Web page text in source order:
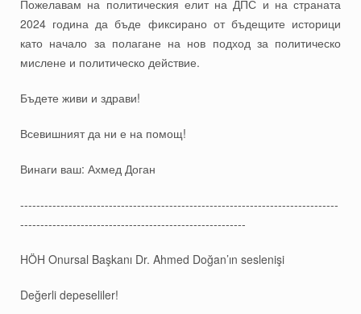
Пожелавам на политическия елит на ДПС и на страната
2024 година да бъде фиксирано от бъдещите историци
като начало за полагане на нов подход за политическо
мислене и политическо действие.
Бъдете живи и здрави!
Всевишният да ни е на помощ!
Винаги ваш: Ахмед Доган
-------------------------------------------------------------------------------
--------------------------------------------------------
HÖH Onursal Başkanı Dr. Ahmed Doğan’ın seslenişi
Değerli depeseliler!